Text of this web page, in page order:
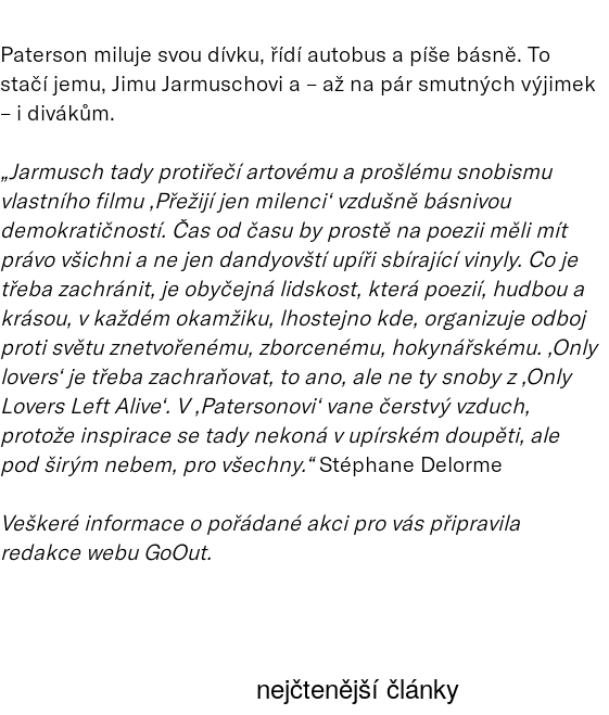
Paterson miluje svou dívku, řídí autobus a píše básně. To
stačí jemu, Jimu Jarmuschovi a – až na pár smutných výjimek
– i divákům.
„Jarmusch tady protiřečí artovému a prošlému snobismu
vlastního filmu ‚Přežijí jen milenci‘ vzdušně básnivou
demokratičností. Čas od času by prostě na poezii měli mít
právo všichni a ne jen dandyovští upíři sbírající vinyly. Co je
třeba zachránit, je obyčejná lidskost, která poezií, hudbou a
krásou, v každém okamžiku, lhostejno kde, organizuje odboj
proti světu znetvořenému, zborcenému, hokynářskému. ‚Only
lovers‘ je třeba zachraňovat, to ano, ale ne ty snoby z ‚Only
Lovers Left Alive‘. V ‚Patersonovi‘ vane čerstvý vzduch,
protože inspirace se tady nekoná v upírském doupěti, ale
pod širým nebem, pro všechny.“Stéphane Delorme
Veškeré informace o pořádané akci pro vás připravila
redakce webu GoOut.
nejčtenější články